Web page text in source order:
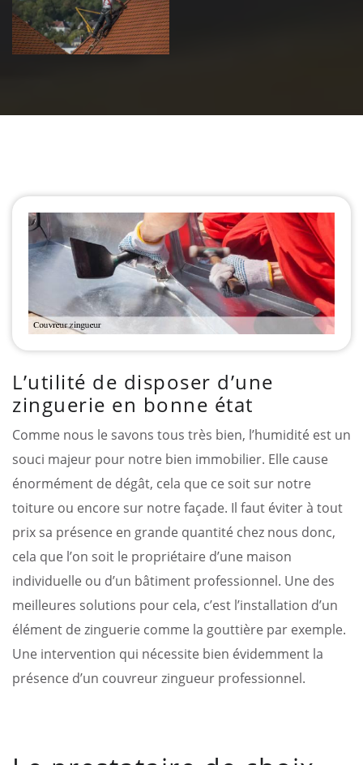
Jura
L’utilité de disposer d’une
zinguerie en bonne état
Comme nous le savons tous très bien, l’humidité est un
souci majeur pour notre bien immobilier. Elle cause
énormément de dégât, cela que ce soit sur notre
toiture ou encore sur notre façade. Il faut éviter à tout
prix sa présence en grande quantité chez nous donc,
cela que l’on soit le propriétaire d’une maison
individuelle ou d’un bâtiment professionnel. Une des
meilleures solutions pour cela, c’est l’installation d’un
élément de zinguerie comme la gouttière par exemple.
Une intervention qui nécessite bien évidemment la
présence d’un couvreur zingueur professionnel.